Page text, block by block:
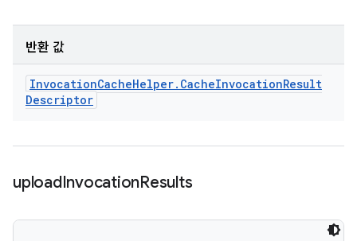
반환 값
InvocationCacheHelper. CacheInvocationResult
Descriptor
uploadInvocationResults